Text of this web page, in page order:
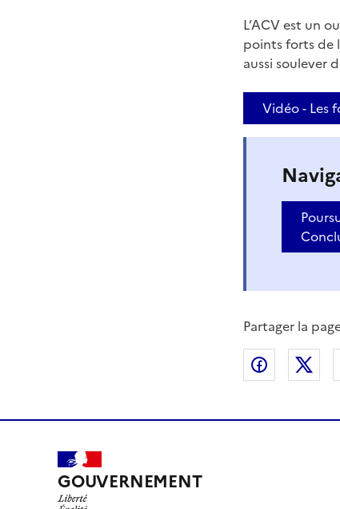
L’ACV est un
points forts de
aussi soulever
Vidéo - Les
Partager la
Partager
GOUVERNEMENT